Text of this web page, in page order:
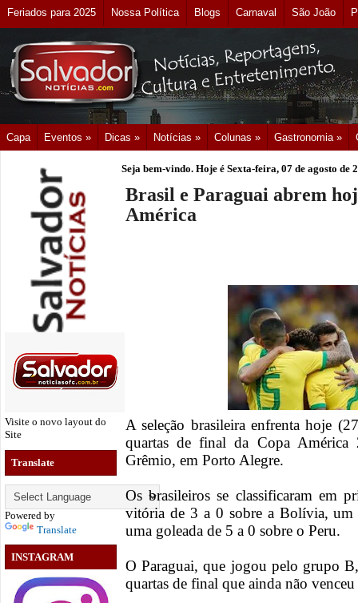
Feriados para 2025 Nossa Política Blogs Carnaval São João
Capa Eventos » Dicas » Notícias » Colunas » Gastronomia »
Visite o novo layout do
Site
Translate
Powered by
Translate
INSTAGRAM
Seja bem-vindo. Hoje é Sexta-feira, 07 de agosto de
Brasil e Paraguai abrem
América
A seleção brasileira enfrenta hoje
quartas de final da Copa
Grêmio, em Porto Alegre.
Os brasileiros se classificaram em
vitória de 3 a 0 sobre a Bolívia, um
uma goleada de 5 a 0 sobre o Peru.
O Paraguai, que jogou pelo grupo
quartas de final que ainda não